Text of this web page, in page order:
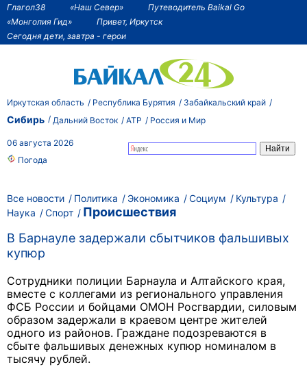
Глагол38 «Наш Север»
Путеводитель Baikal Go
«Монголия Гид»
Привет, Иркутск
Сегодня дети, завтра - герои
Иркутская область Республика Бурятия Забайкальский край
Сибирь Дальний Восток АТР Россия и Мир
06 августа 2026
Погода
Все новости Политика Экономика Социум
Культура
Наука
Спорт
Происшествия
В Барнауле задержали сбытчиков фальшивых
купюр
Сотрудники полиции Барнаула и Алтайского края,
вместе с коллегами из регионального управления
ФСБ России и бойцами ОМОН Росгвардии, силовым
образом задержали в краевом центре жителей
одного из районов. Граждане подозреваются в
сбыте фальшивых денежных купюр номиналом в
тысячу рублей.